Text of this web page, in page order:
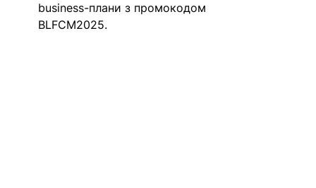
business-плани з промокодом
BLFCM2025.